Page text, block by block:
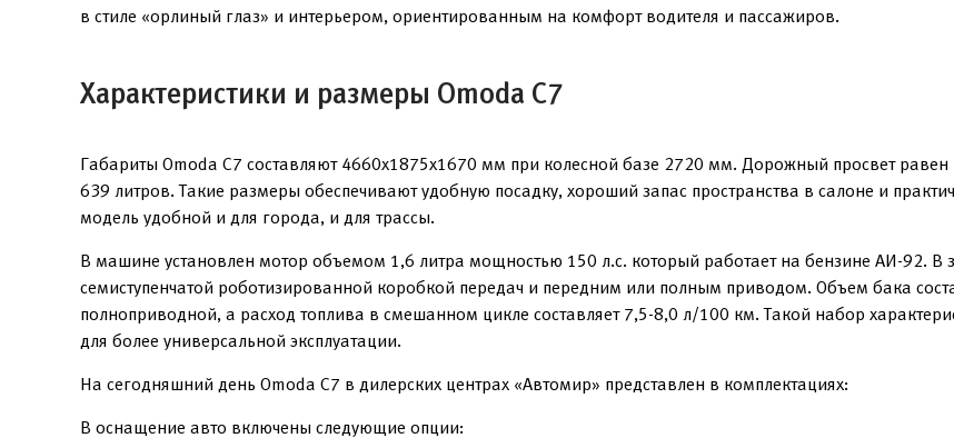
в стиле «орлиный глаз» и интерьером, ориентированным на комфорт водителя и пассажиров.
Характеристики и размеры Omoda C7
Габариты Omoda C7 составляют 4660x1875x1670 мм при колесной базе 2720 мм. Дорожный просвет
639 литров. Такие размеры обеспечивают удобную посадку, хороший запас пространства в салоне и
модель удобной и для города, и для трассы.
В машине установлен мотор объемом 1,6 литра мощностью 150 л.с. который работает на бензине АИ-92. В
семиступенчатой роботизированной коробкой передач и передним или полным приводом. Объем бака
полноприводной, а расход топлива в смешанном цикле составляет 7,5-8,0 л/100 км. Такой набор
для более универсальной эксплуатации.
На сегодняшний день Omoda C7 в дилерских центрах «Автомир» представлен в комплектациях:
В оснащение авто включены следующие опции: